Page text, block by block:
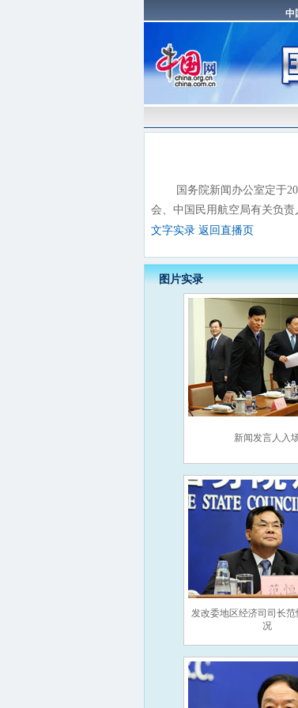
国务院新闻办公室定于
会、中国民用航空局有关负
文字实录 返回直播页
图片实录
新闻发言人入
发改委地区经济司司长
况